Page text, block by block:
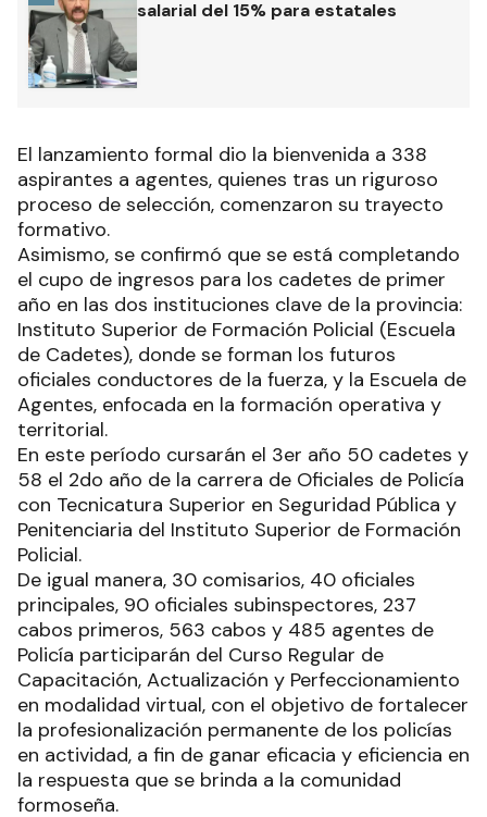
salarial del 15% para estatales
El lanzamiento formal dio la bienvenida a 338
aspirantes a agentes, quienes tras un riguroso
proceso de selección, comenzaron su trayecto
formativo.
Asimismo, se confirmó que se está completando
el cupo de ingresos para los cadetes de primer
año en las dos instituciones clave de la provincia:
Instituto Superior de Formación Policial (Escuela
de Cadetes), donde se forman los futuros
oficiales conductores de la fuerza, y la Escuela de
Agentes, enfocada en la formación operativa y
territorial.
En este período cursarán el 3er año 50 cadetes y
58 el 2do año de la carrera de Oficiales de Policía
con Tecnicatura Superior en Seguridad Pública y
Penitenciaria del Instituto Superior de Formación
Policial.
De igual manera, 30 comisarios, 40 oficiales
principales, 90 oficiales subinspectores, 237
cabos primeros, 563 cabos y 485 agentes de
Policía participarán del Curso Regular de
Capacitación, Actualización y Perfeccionamiento
en modalidad virtual, con el objetivo de fortalecer
la profesionalización permanente de los policías
en actividad, a fin de ganar eficacia y eficiencia en
la respuesta que se brinda a la comunidad
formoseña.